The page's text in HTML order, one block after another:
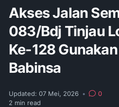
Akses Jalan
083/Bdj Tinjau
Ke-128
Babinsa
Updated: 07 Mei, 2026 •
0
2 min read